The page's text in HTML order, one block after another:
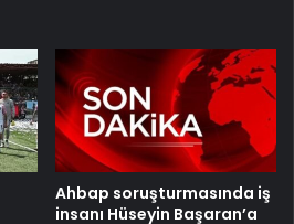
Ahbap soruşturmasında iş
insanı Hüseyin Başaran’a